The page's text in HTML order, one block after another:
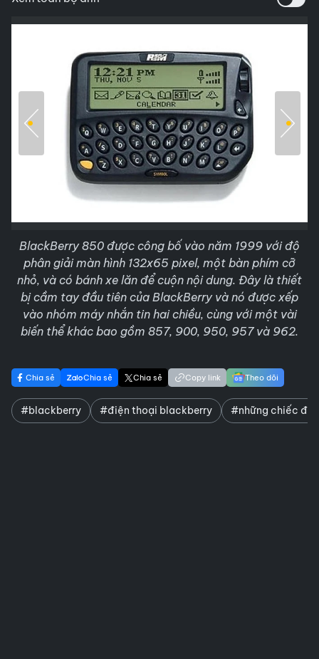
BlackBerry 850 được công bố vào năm 1999 với độ
phân giải màn hình 132x65 pixel, một bàn phím cỡ
nhỏ, và có bánh xe lăn để cuộn nội dung. Đây là thiết
bị cầm tay đầu tiên của BlackBerry và nó được xếp
vào nhóm máy nhắn tin hai chiều, cùng với một vài
biến thể khác bao gồm 857, 900, 950, 957 và 962.
Chia sẻ Chia sẻ Chia sẻ Copy link Theo dõi
#blackberry #điện thoại blackberry #những chiếc